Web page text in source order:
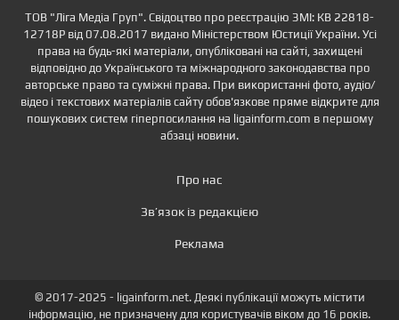
ТОВ "Ліга Медіа Груп". Свідоцтво про реєстрацію ЗМІ: КВ 22818-
12718Р від 07.08.2017 видано Міністерством Юстиції України. Усі
права на будь-які матеріали, опубліковані на сайті, захищені
відповідно до Українського та міжнародного законодавства про
авторське право та суміжні права. При використанні фото, аудіо/
відео і текстових матеріалів сайту обов'язкове пряме відкрите для
пошукових систем гіперпосилання на ligainform.com в першому
абзаці новини.
Про нас
Зв’язок із редакцією
Реклама
© 2017-2025 - ligainform.net. Деякі публікації можуть містити
інформацію, не призначену для користувачів віком до 16 років.